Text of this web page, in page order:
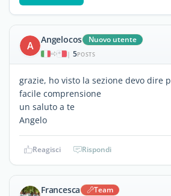
A Angelocos Nuovo utente
| 5POSTS
grazie, ho visto la sezione devo dire
facile comprensione
un saluto a te
Angelo
Reagisci Rispondi
Francesca Team